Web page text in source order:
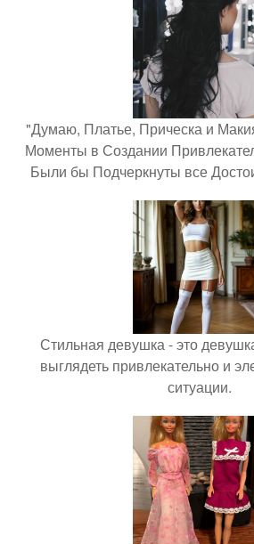
"Думаю, Платье, Прическа и
Моменты в Создании
Были бы Подчеркнуты все
Стильная девушка - это
выглядеть привлекательно и
ситуации.